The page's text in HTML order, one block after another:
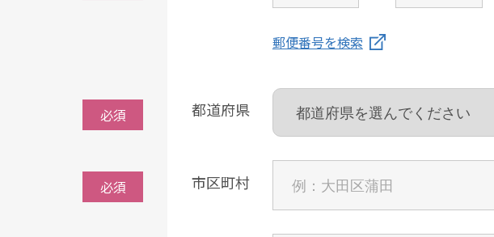
郵便番号を検索
必須 都道府県
必須 市区町村